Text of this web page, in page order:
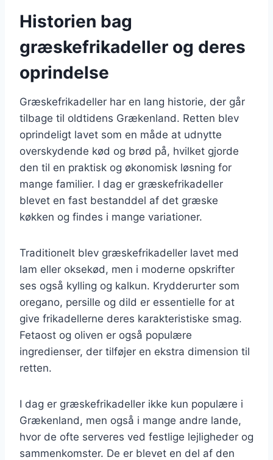
Historien bag
græskefrikadeller og deres
oprindelse
Græskefrikadeller har en lang historie, der går
tilbage til oldtidens Grækenland. Retten blev
oprindeligt lavet som en måde at udnytte
overskydende kød og brød på, hvilket gjorde
den til en praktisk og økonomisk løsning for
mange familier. I dag er græskefrikadeller
blevet en fast bestanddel af det græske
køkken og findes i mange variationer.
Traditionelt blev græskefrikadeller lavet med
lam eller oksekød, men i moderne opskrifter
ses også kylling og kalkun. Krydderurter som
oregano, persille og dild er essentielle for at
give frikadellerne deres karakteristiske smag.
Fetaost og oliven er også populære
ingredienser, der tilføjer en ekstra dimension til
retten.
I dag er græskefrikadeller ikke kun populære i
Grækenland, men også i mange andre lande,
hvor de ofte serveres ved festlige lejligheder og
sammenkomster. De er blevet en del af den